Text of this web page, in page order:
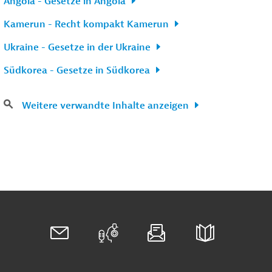
Kamerun - Recht kompakt Kamerun
Ukraine - Gesetze in der Ukraine
Südkorea - Gesetze in Südkorea
Weitere verwandte Inhalte anzeigen